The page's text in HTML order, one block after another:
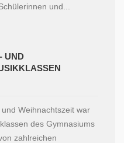
und...
UND
und Weihnachtszeit war
des Gymnasiums
zahlreichen